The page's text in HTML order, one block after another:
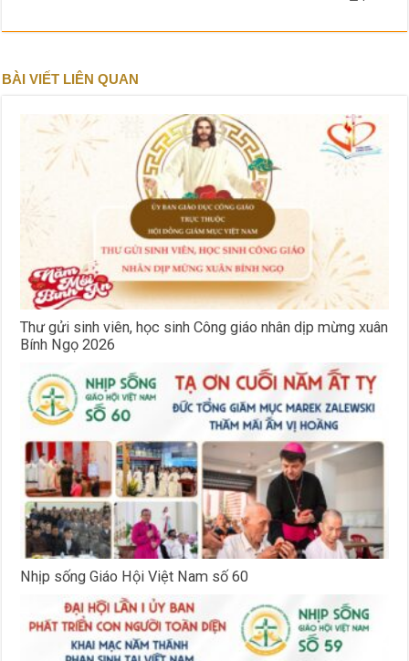
BÀI VIẾT LIÊN QUAN
Thư gửi sinh viên, học sinh Công giáo nhân dịp mừng xuân
Bính Ngọ 2026
Nhịp sống Giáo Hội Việt Nam số 60